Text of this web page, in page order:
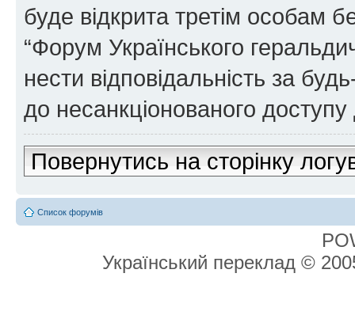
буде відкрита третім особам
“Форум Українського
нести відповідальність за
до несанкціонованого доступу
Повернутись на сторінку
Список форумів
Український переклад ©